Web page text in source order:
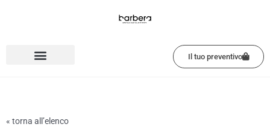
Il tuo preventivo
« torna all’elenco